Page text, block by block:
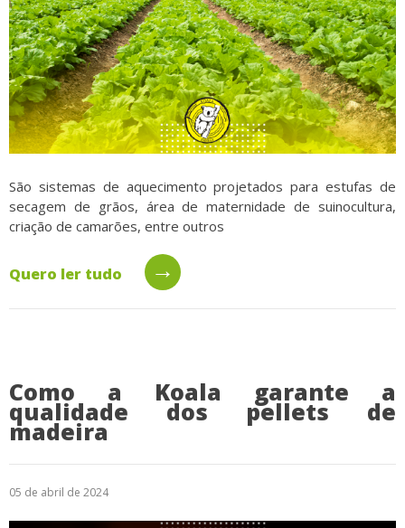
São sistemas de aquecimento projetados para estufas de
secagem de grãos, área de maternidade de suinocultura,
criação de camarões, entre outros
Quero ler tudo →
Como a Koala garante a
qualidade dos pellets de
madeira
05 de abril de 2024